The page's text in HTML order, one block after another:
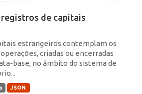
de capitais
estrangeiros contemplam os
criadas ou encerradas
base, no âmbito do sistema de
JSON